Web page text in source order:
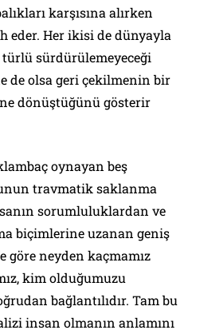
karşısına alırken
eder. Her ikisi de dünyayla
sürdürülemeyeceği
de olsa geri çekilmenin bir
dönüştüğünü gösterir
oynayan beş
travmatik saklanma
sorumluluklardan ve
biçimlerine uzanan geniş
göre neyden kaçmamız
kim olduğumuzu
bağlantılıdır. Tam bu
insan olmanın anlamını